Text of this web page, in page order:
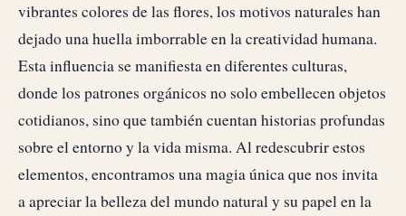
vibrantes colores de las flores, los motivos naturales han
dejado una huella imborrable en la creatividad humana.
Esta influencia se manifiesta en diferentes culturas,
donde los patrones orgánicos no solo embellecen objetos
cotidianos, sino que también cuentan historias profundas
sobre el entorno y la vida misma. Al redescubrir estos
elementos, encontramos una magia única que nos invita
a apreciar la belleza del mundo natural y su papel en la